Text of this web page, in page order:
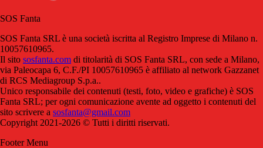
SOS Fanta
SOS Fanta SRL è una società iscritta al Registro Imprese di Milano n.
10057610965.
Il sito sosfanta.com di titolarità di SOS Fanta SRL, con sede a Milano,
via Paleocapa 6, C.F./PI 10057610965 è affiliato al network Gazzanet
di RCS Mediagroup S.p.a..
Unico responsabile dei contenuti (testi, foto, video e grafiche) è SOS
Fanta SRL; per ogni comunicazione avente ad oggetto i contenuti del
sito scrivere a sosfanta@gmail.com
Copyright 2021-2026 © Tutti i diritti riservati.
Footer Menu